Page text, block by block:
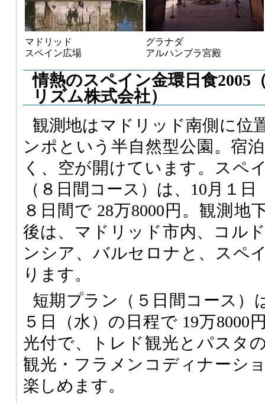
マドリッド
スペイン広場
グラナダ
アルハンブラ宮殿
情熱のスペイン金環日食2005
リズム株式会社）
観測地はマドリッド南側に位
ンポという半自然型公園。宿
く、空が開けています。スペ
（８日間コース）は、10月１
８日間で 28万8000円。観測地
後は、マドリッド市内、コル
ンシア、バルセロナと、スペ
ります。
短期プラン（５日間コース）
５日（水）の日程で 19万8000
光付で、トレド観光とパスタ
観光・フラメンコディナーシ
楽しめます。